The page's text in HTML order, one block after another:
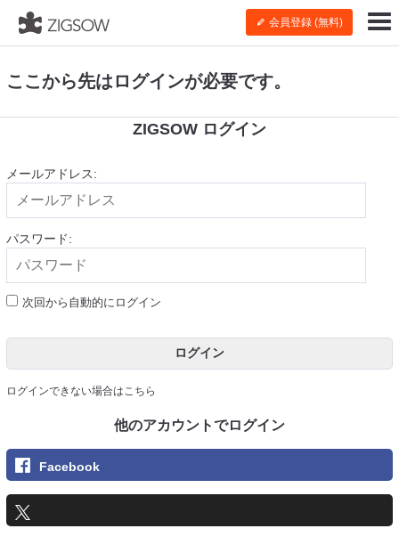
会員登録 (無料)
ここから先はログインが必要です。
ZIGSOW ログイン
メールアドレス:
パスワード:
次回から自動的にログイン
ログイン
ログインできない場合はこちら
他のアカウントでログイン
Facebook